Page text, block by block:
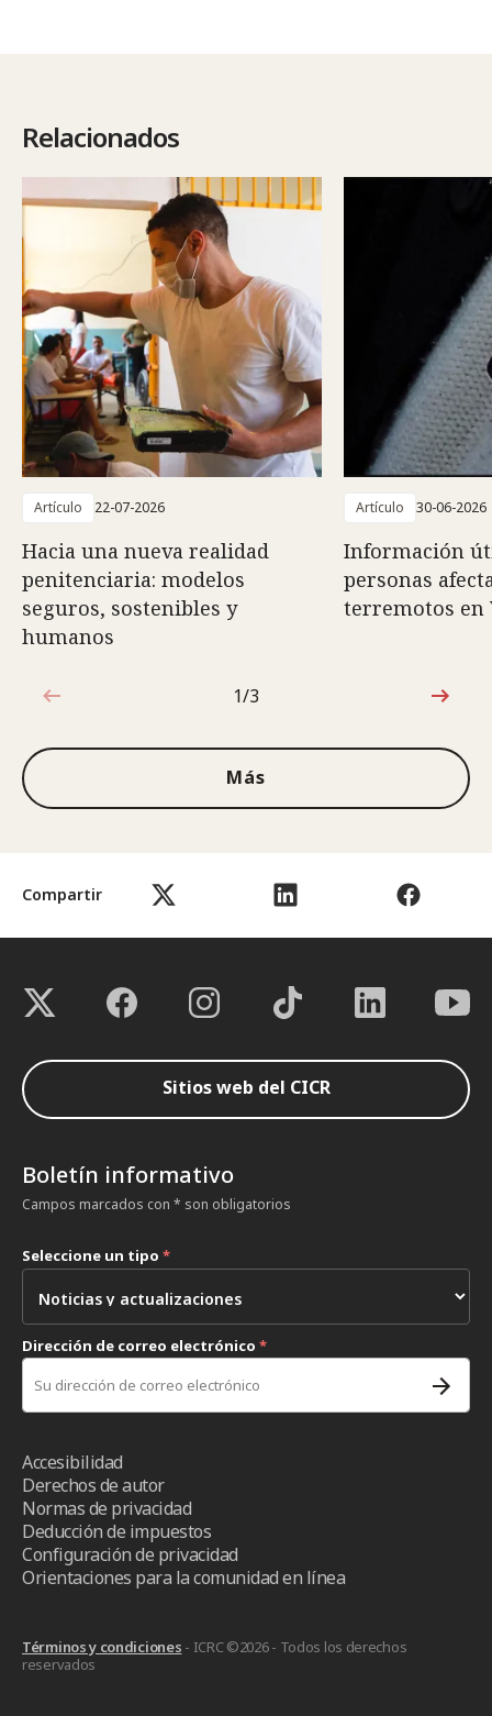
Compartir
Relacionados
Artículo 22-07-2026
Hacia una nueva realidad
penitenciaria: modelos
seguros, sostenibles y
humanos
Artículo 30-06-2026
Información
personas
terremotos en
1de3
1/3
Más
Sitios web del CICR
Boletín informativo
Campos marcados con * son obligatorios
Seleccione un tipo *
Dirección de correo electrónico *
Accesibilidad
Derechos de autor
Normas de privacidad
Deducción de impuestos
Configuración de privacidad
Orientaciones para la comunidad en línea
Términos y condiciones - ICRC ©2026 - Todos los derechos
reservados